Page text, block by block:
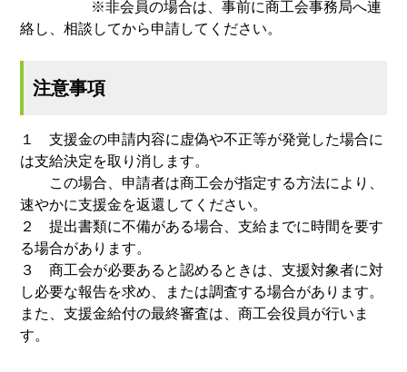
※非会員の場合は、事前に商工会事務局へ連
絡し、相談してから申請してください。
注意事項
１ 支援金の申請内容に虚偽や不正等が発覚した場合に
は支給決定を取り消します。
この場合、申請者は商工会が指定する方法により、
速やかに支援金を返還してください。
２ 提出書類に不備がある場合、支給までに時間を要す
る場合があります。
３ 商工会が必要あると認めるときは、支援対象者に対
し必要な報告を求め、または調査する場合があります。
また、支援金給付の最終審査は、商工会役員が行いま
す。